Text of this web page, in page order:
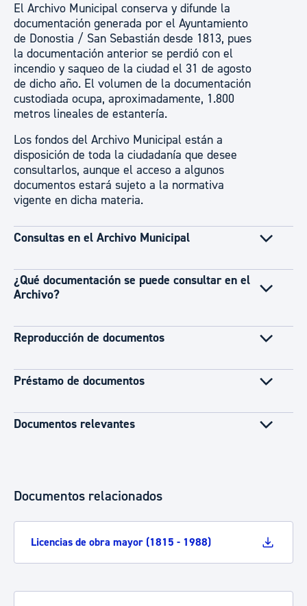
El Archivo Municipal conserva y difunde la
documentación generada por el Ayuntamiento
de Donostia / San Sebastián desde 1813, pues
la documentación anterior se perdió con el
incendio y saqueo de la ciudad el 31 de agosto
de dicho año. El volumen de la documentación
custodiada ocupa, aproximadamente, 1.800
metros lineales de estantería.
Los fondos del Archivo Municipal están a
disposición de toda la ciudadanía que desee
consultarlos, aunque el acceso a algunos
documentos estará sujeto a la normativa
vigente en dicha materia.
Consultas en el Archivo Municipal
¿Qué documentación se puede consultar en el
Archivo?
Reproducción de documentos
Préstamo de documentos
Documentos relevantes
Documentos relacionados
Licencias de obra mayor (1815 - 1988)